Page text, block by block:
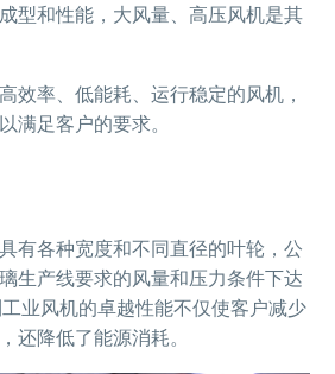
型和性能，大风量、高压风机是其
效率、低能耗、运行稳定的风机，
满足客户的要求。
有各种宽度和不同直径的叶轮，公
生产线要求的风量和压力条件下达
业风机的卓越性能不仅使客户减少
还降低了能源消耗。